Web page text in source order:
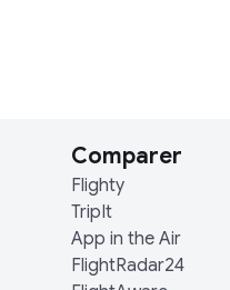
Comparer
Flighty
TripIt
App in the Air
FlightRadar24